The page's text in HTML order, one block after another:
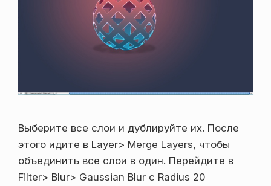
Выберите все слои и дублируйте их. После
этого идите в Layer> Merge Layers, чтобы
объединить все слои в один. Перейдите в
Filter> Blur> Gaussian Blur с Radius 20